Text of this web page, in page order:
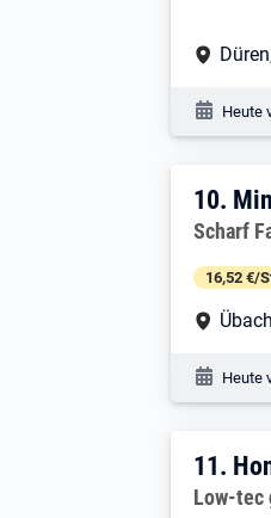
Heute
10.
10.
Scharf
16,52 €/
Heute
11.
11.
Low-tec